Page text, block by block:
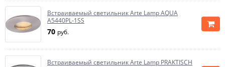
Встраиваемый светильник Arte Lamp AQUA
A5440PL-1SS
70 руб.
Встраиваемый светильник Arte Lamp PRAKTISCH